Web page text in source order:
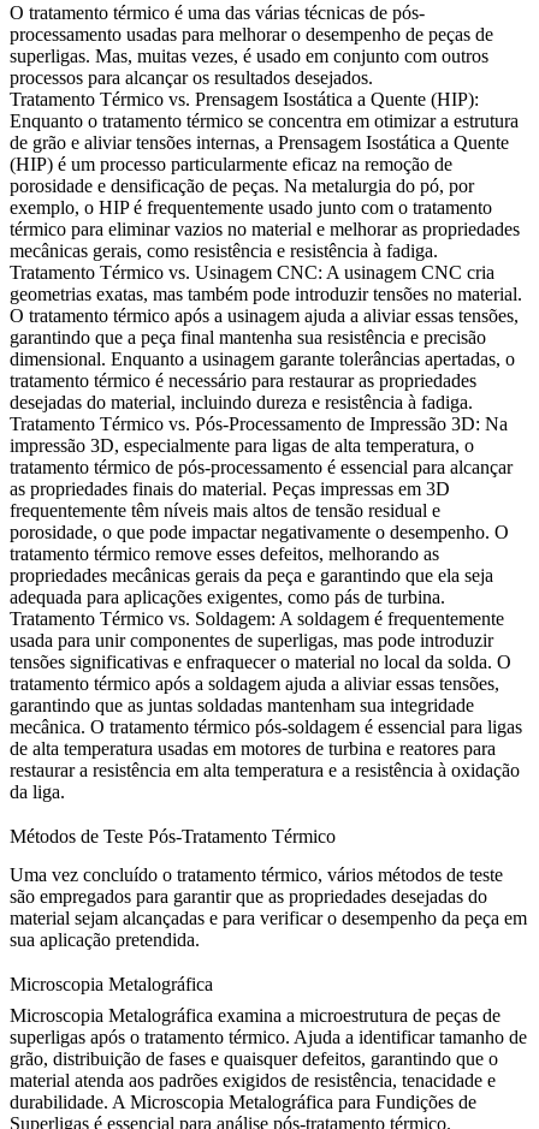
O tratamento térmico é uma das várias técnicas de pós-
processamento usadas para melhorar o desempenho de peças de
superligas. Mas, muitas vezes, é usado em conjunto com outros
processos para alcançar os resultados desejados.
Tratamento Térmico vs. Prensagem Isostática a Quente (HIP):
Enquanto o tratamento térmico se concentra em otimizar a estrutura
de grão e aliviar tensões internas, a Prensagem Isostática a Quente
(HIP) é um processo particularmente eficaz na remoção de
porosidade e densificação de peças. Na metalurgia do pó, por
exemplo, o HIP é frequentemente usado junto com o tratamento
térmico para eliminar vazios no material e melhorar as propriedades
mecânicas gerais, como resistência e resistência à fadiga.
Tratamento Térmico vs. Usinagem CNC: A usinagem CNC cria
geometrias exatas, mas também pode introduzir tensões no material.
O tratamento térmico após a usinagem ajuda a aliviar essas tensões,
garantindo que a peça final mantenha sua resistência e precisão
dimensional. Enquanto a usinagem garante tolerâncias apertadas, o
tratamento térmico é necessário para restaurar as propriedades
desejadas do material, incluindo dureza e resistência à fadiga.
Tratamento Térmico vs. Pós-Processamento de Impressão 3D: Na
impressão 3D, especialmente para ligas de alta temperatura, o
tratamento térmico de pós-processamento é essencial para alcançar
as propriedades finais do material. Peças impressas em 3D
frequentemente têm níveis mais altos de tensão residual e
porosidade, o que pode impactar negativamente o desempenho. O
tratamento térmico remove esses defeitos, melhorando as
propriedades mecânicas gerais da peça e garantindo que ela seja
adequada para aplicações exigentes, como pás de turbina.
Tratamento Térmico vs. Soldagem: A soldagem é frequentemente
usada para unir componentes de superligas, mas pode introduzir
tensões significativas e enfraquecer o material no local da solda. O
tratamento térmico após a soldagem ajuda a aliviar essas tensões,
garantindo que as juntas soldadas mantenham sua integridade
mecânica. O tratamento térmico pós-soldagem é essencial para ligas
de alta temperatura usadas em motores de turbina e reatores para
restaurar a resistência em alta temperatura e a resistência à oxidação
da liga.
Métodos de Teste Pós-Tratamento Térmico
Uma vez concluído o tratamento térmico, vários métodos de teste
são empregados para garantir que as propriedades desejadas do
material sejam alcançadas e para verificar o desempenho da peça em
sua aplicação pretendida.
Microscopia Metalográfica
Microscopia Metalográfica examina a microestrutura de peças de
superligas após o tratamento térmico. Ajuda a identificar tamanho de
grão, distribuição de fases e quaisquer defeitos, garantindo que o
material atenda aos padrões exigidos de resistência, tenacidade e
durabilidade. A Microscopia Metalográfica para Fundições de
Superligas é essencial para análise pós-tratamento térmico.